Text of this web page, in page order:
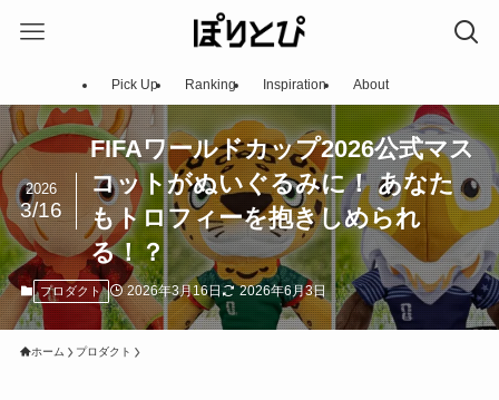
Pick Up Ranking Inspiration About
FIFAワールドカップ2026公式マス
コットがぬいぐるみに！ あなた
もトロフィーを抱きしめられ
る！？
2026
3/16
プロダクト 2026年3月16日 2026年6月3日
ホーム プロダクト